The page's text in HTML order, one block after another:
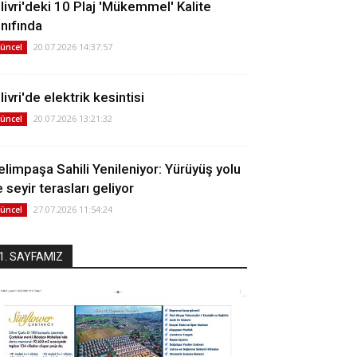
10 Plaj 'Mükemmel' Kalite
20.07.2026 14:37:57
elektrik kesintisi
20.07.2026 13:21:32
Sahili Yenileniyor: Yürüyüş yolu
seyir terasları geliyor
27.07.2026 11:54:24
1. SAYFAMIZ